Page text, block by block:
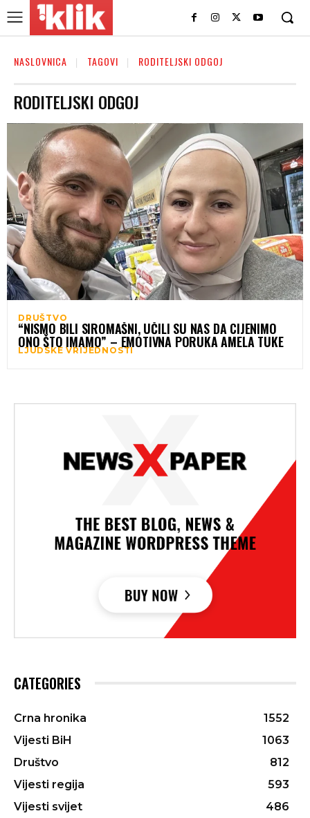
NASLOVNICA TAGOVI RODITELJSKI ODGOJ
RODITELJSKI ODGOJ
DRUŠTVO
“NISMO BILI SIROMAŠNI, UČILI SU NAS DA CIJENIMO
ONO ŠTO IMAMO” – EMOTIVNA PORUKA AMELA TUKE
LJUDSKE VRIJEDNOSTI
CATEGORIES
Crna hronika
1552
Vijesti BiH
1063
Društvo
812
Vijesti regija
593
Vijesti svijet
486